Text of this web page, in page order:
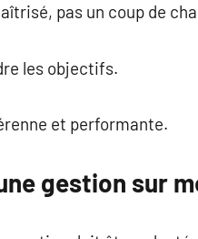
pas un coup de
les objectifs.
et performante.
gestion sur